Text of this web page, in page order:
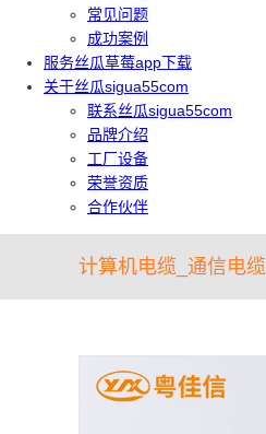
常见问题
成功案例
服务丝瓜草莓app下载
关于丝瓜sigua55com
联系丝瓜sigua55com
品牌介绍
工厂设备
荣誉资质
合作伙伴
计算机电缆_通信电缆